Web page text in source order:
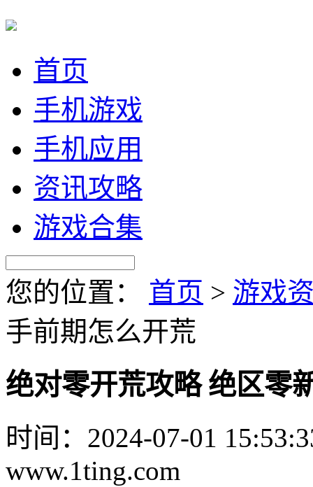
首页
手机游戏
手机应用
资讯攻略
游戏合集
您的位置： 首页 > 游戏
手前期怎么开荒
绝对零开荒攻略 绝区零
时间：2024-07-01
www.1ting.com